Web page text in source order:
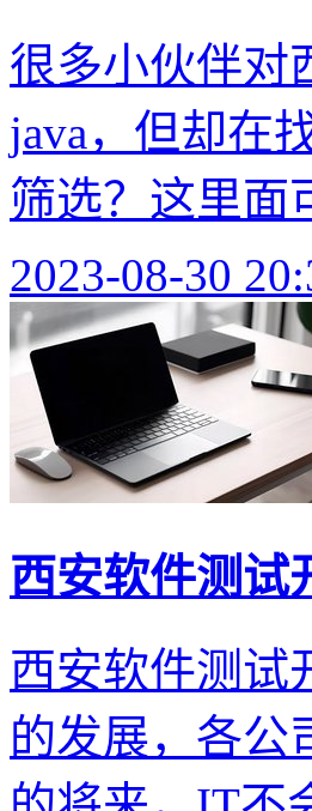
很多小伙伴对
java，但却在
筛选？这里面
2023-08-30
西安软件测试
西安软件测试
的发展，各公